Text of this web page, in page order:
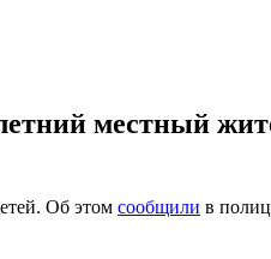
местный
Об этом сообщили в